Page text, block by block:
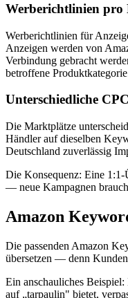
Werberichtlinien pro
Werberichtlinien für
Anzeigen werden von
Verbindung gebracht
betroffene
Unterschiedliche
Die Marktplätze
Händler auf dieselben
Deutschland zuverlässig
Die Konsequenz: Eine
— neue Kampagnen
Amazon
Die passenden Amazon
übersetzen — denn
Ein anschauliches
auf „tarpaulin" bietet,